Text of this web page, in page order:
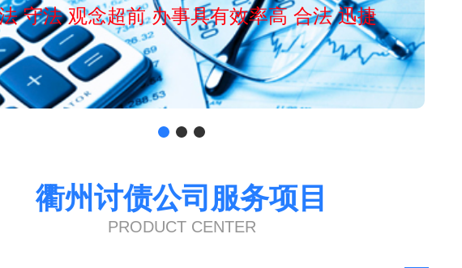
守法 观念超前 办事具有效率高 合法 迅捷
衢州讨债公司服务项目
PRODUCT CENTER